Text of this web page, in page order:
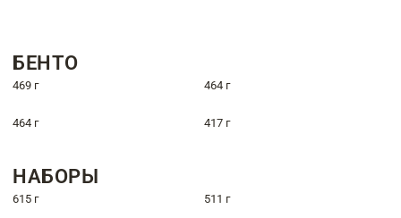
БЕНТО
469 г 464 г
464 г 417 г
НАБОРЫ
615 г 511 г